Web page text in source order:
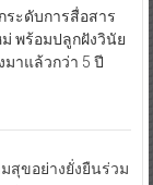
ะดับการสื่อสาร
พร้อมปลูกฝังวินัย
มาแล้วกว่า 5 ปี
สุขอย่างยั่งยืนร่วม